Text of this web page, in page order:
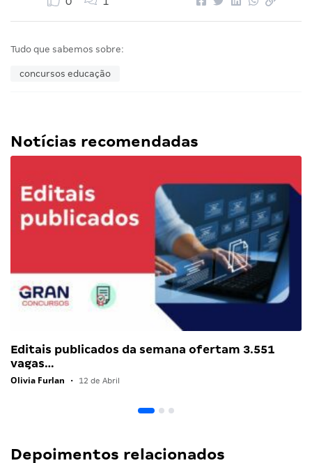
Tudo que sabemos sobre:
concursos educação
Notícias recomendadas
Editais publicados da semana ofertam 3.551
vagas…
Olivia Furlan • 12 de Abril
Depoimentos relacionados